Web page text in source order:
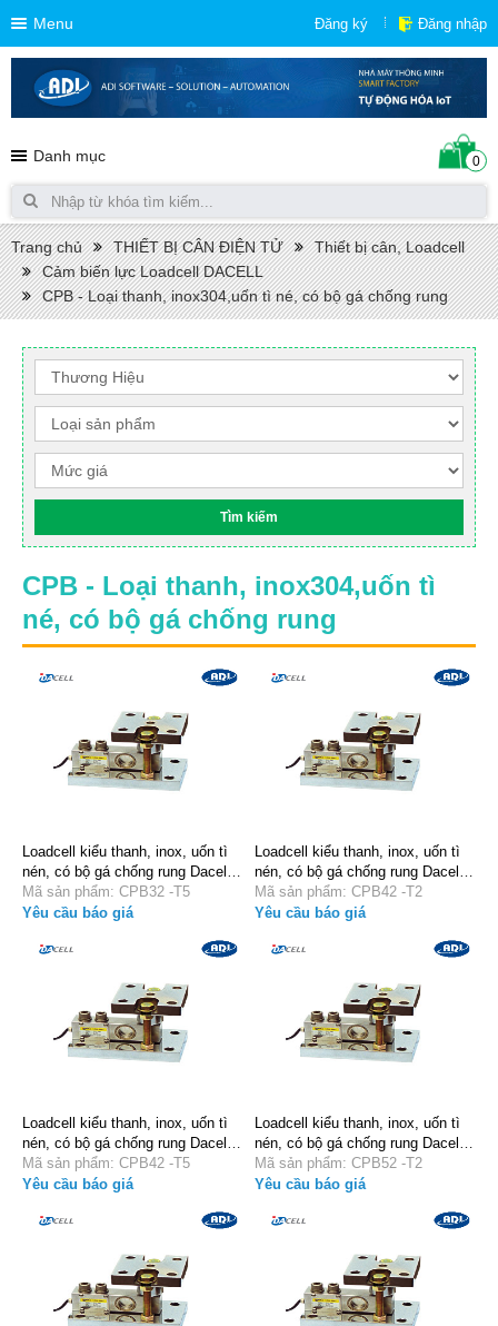
Menu Đăng ký Đăng nhập
Danh mục 0
Trang chủ THIẾT BỊ CÂN ĐIỆN TỬ
Thiết bị cân, Loadcell
Cảm biến lực Loadcell DACELL
CPB - Loại thanh, inox304,uốn tì né, có bộ gá chống rung
CPB - Loại thanh, inox304,uốn tì
né, có bộ gá chống rung
Loadcell kiểu thanh, inox, uốn tì
nén, có bộ gá chống rung Dacell
CPB32 -T5Mã sản phẩm: CPB32 -T5
Yêu cầu báo giá
Loadcell kiểu thanh, inox, uốn tì
nén, có bộ gá chống rung Dacell
CPB42 -T2Mã sản phẩm: CPB42 -T2
Yêu cầu báo giá
Loadcell kiểu thanh, inox, uốn tì
nén, có bộ gá chống rung Dacell
CPB42 -T5Mã sản phẩm: CPB42 -T5
Yêu cầu báo giá
Loadcell kiểu thanh, inox, uốn tì
nén, có bộ gá chống rung Dacell
CPB52 -T2Mã sản phẩm: CPB52 -T2
Yêu cầu báo giá